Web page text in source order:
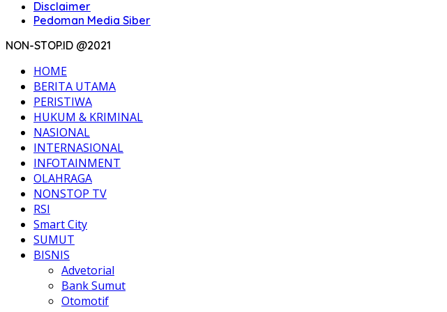
Disclaimer
Pedoman Media Siber
NON-STOP.ID @2021
HOME
BERITA UTAMA
PERISTIWA
HUKUM & KRIMINAL
NASIONAL
INTERNASIONAL
INFOTAINMENT
OLAHRAGA
NONSTOP TV
RSI
Smart City
SUMUT
BISNIS
Advetorial
Bank Sumut
Otomotif